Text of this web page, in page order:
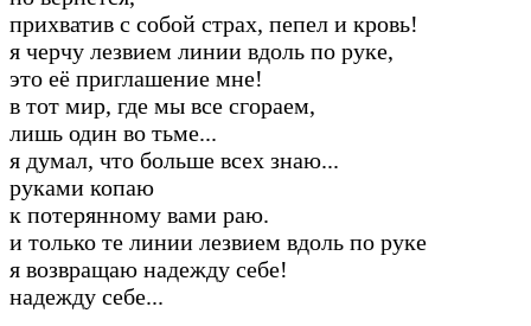
прихватив с собой страх, пепел и кровь!
я черчу лезвием линии вдоль по руке,
это её приглашение мне!
в тот мир, где мы все сгораем,
лишь один во тьме...
я думал, что больше всех знаю...
руками копаю
к потерянному вами раю.
и только те линии лезвием вдоль по руке
я возвращаю надежду себе!
надежду себе...